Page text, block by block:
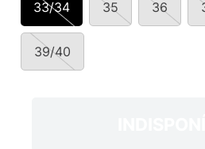
33/34 35 36
39/40
º
NEW 530
10º VANS TÊNIS VANS ULTRARANGE